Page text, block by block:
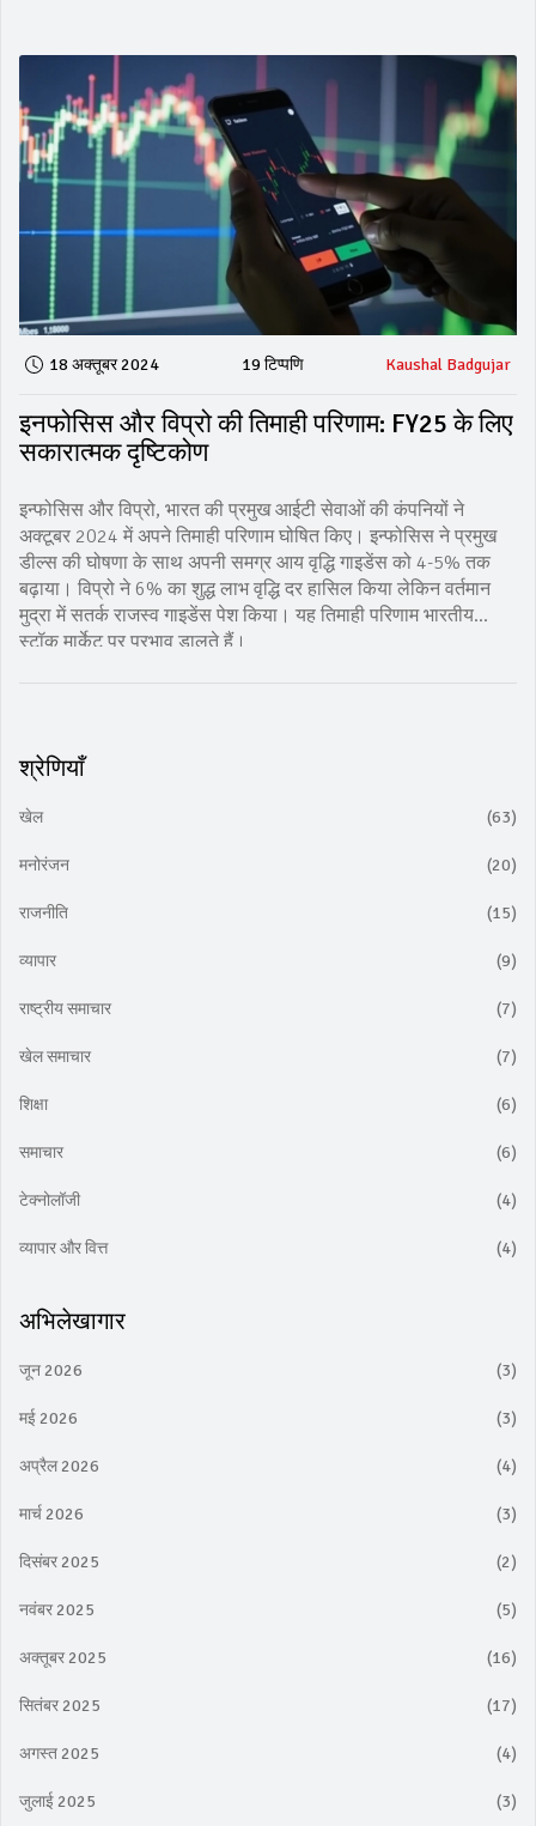
18 अक्तूबर 2024 19 टिप्पणि Kaushal Badgujar
इनफोसिस और विप्रो की तिमाही परिणाम: FY25 के लिए
सकारात्मक दृष्टिकोण
इन्फोसिस और विप्रो, भारत की प्रमुख आईटी सेवाओं की कंपनियों ने
अक्टूबर 2024 में अपने तिमाही परिणाम घोषित किए। इन्फोसिस ने प्रमुख
डील्स की घोषणा के साथ अपनी समग्र आय वृद्धि गाइडेंस को 4-5% तक
बढ़ाया। विप्रो ने 6% का शुद्ध लाभ वृद्धि दर हासिल किया लेकिन वर्तमान
मुद्रा में सतर्क राजस्व गाइडेंस पेश किया। यह तिमाही परिणाम भारतीय
स्टॉक मार्केट पर प्रभाव डालते हैं।
श्रेणियाँ
खेल (63)
मनोरंजन (20)
राजनीति (15)
व्यापार (9)
राष्ट्रीय समाचार (7)
खेल समाचार (7)
शिक्षा (6)
समाचार (6)
टेक्नोलॉजी (4)
व्यापार और वित्त (4)
अभिलेखागार
जून 2026 (3)
मई 2026 (3)
अप्रैल 2026 (4)
मार्च 2026 (3)
दिसंबर 2025 (2)
नवंबर 2025 (5)
अक्तूबर 2025 (16)
सितंबर 2025 (17)
अगस्त 2025 (4)
जुलाई 2025 (3)